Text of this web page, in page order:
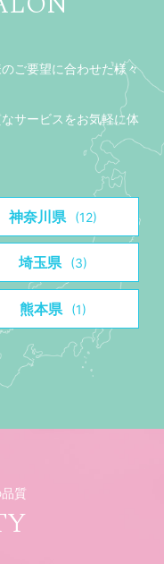
ご要望に合わせた様々
サービスをお気軽に体
神奈川県 (12)
埼玉県 (3)
熊本県 (1)
質